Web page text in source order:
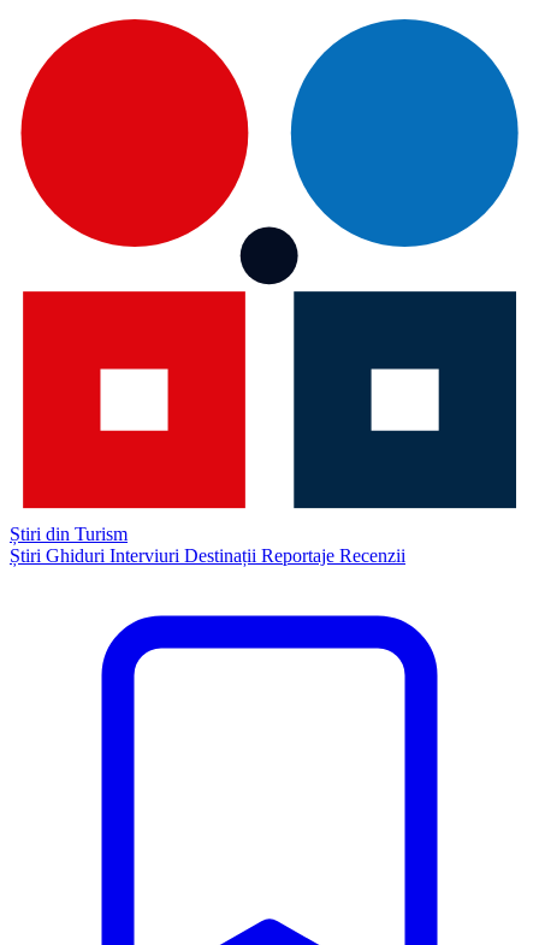
Știri din Turism
Știri Ghiduri Interviuri Destinații Reportaje Recenzii